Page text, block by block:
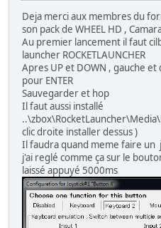
Deja merci aux membres du
son pack de WHEEL HD ,
Au premier lancement il faut
launcher ROCKETLAUNCHER
Apres UP et DOWN , gauche
pour ENTER
Sauvegarder et hop
Il faut aussi installé
clic droite installer dessus )
Il faudra quand meme faire un
j'ai reglé comme ça sur le
laissé appuyé 5000ms